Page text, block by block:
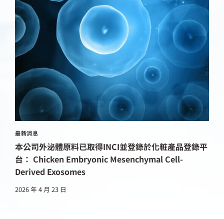
最新消息
本公司外泌體原料已取得INCI並登錄於化粧產品登錄平
台： Chicken Embryonic Mesenchymal Cell-
Derived Exosomes
2026 年 4 月 23 日